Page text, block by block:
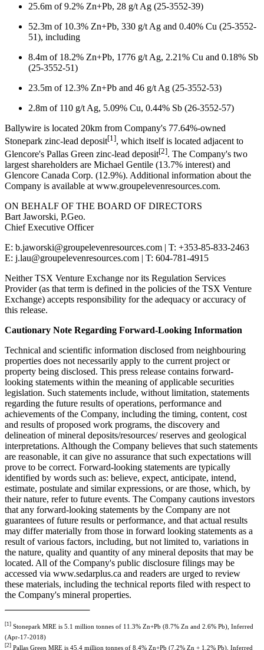
25.6m of 9.2% Zn+Pb, 28 g/t Ag (25-3552-39)
52.3m of 10.3% Zn+Pb, 330 g/t Ag and 0.40% Cu (25-3552-
51), including
8.4m of 18.2% Zn+Pb, 1776 g/t Ag, 2.21% Cu and 0.18% Sb
(25-3552-51)
23.5m of 12.3% Zn+Pb and 46 g/t Ag (25-3552-53)
2.8m of 110 g/t Ag, 5.09% Cu, 0.44% Sb (26-3552-57)
Ballywire is located 20km from Company's 77.64%-owned
Stonepark zinc-lead deposit[1], which itself is located adjacent to
Glencore's Pallas Green zinc-lead deposit[2]. The Company's two
largest shareholders are Michael Gentile (13.7% interest) and
Glencore Canada Corp. (12.9%). Additional information about the
Company is available at www.groupelevenresources.com.
ON BEHALF OF THE BOARD OF DIRECTORS
Bart Jaworski, P.Geo.
Chief Executive Officer
E: b.jaworski@groupelevenresources.com | T: +353-85-833-2463
E: j.lau@groupelevenresources.com | T: 604-781-4915
Neither TSX Venture Exchange nor its Regulation Services
Provider (as that term is defined in the policies of the TSX Venture
Exchange) accepts responsibility for the adequacy or accuracy of
this release.
Cautionary Note Regarding Forward-Looking Information
Technical and scientific information disclosed from neighbouring
properties does not necessarily apply to the current project or
property being disclosed. This press release contains forward-
looking statements within the meaning of applicable securities
legislation. Such statements include, without limitation, statements
regarding the future results of operations, performance and
achievements of the Company, including the timing, content, cost
and results of proposed work programs, the discovery and
delineation of mineral deposits/resources/ reserves and geological
interpretations. Although the Company believes that such statements
are reasonable, it can give no assurance that such expectations will
prove to be correct. Forward-looking statements are typically
identified by words such as: believe, expect, anticipate, intend,
estimate, postulate and similar expressions, or are those, which, by
their nature, refer to future events. The Company cautions investors
that any forward-looking statements by the Company are not
guarantees of future results or performance, and that actual results
may differ materially from those in forward looking statements as a
result of various factors, including, but not limited to, variations in
the nature, quality and quantity of any mineral deposits that may be
located. All of the Company's public disclosure filings may be
accessed via www.sedarplus.ca and readers are urged to review
these materials, including the technical reports filed with respect to
the Company's mineral properties.
[1]
Stonepark MRE is 5.1 million tonnes of 11.3% Zn+Pb (8.7% Zn and 2.6% Pb), Inferred
(Apr-17-2018)
[2] Pallas Green MRE is 45.4 million tonnes of 8.4% Zn+Pb (7.2% Zn + 1.2% Pb), Inferred